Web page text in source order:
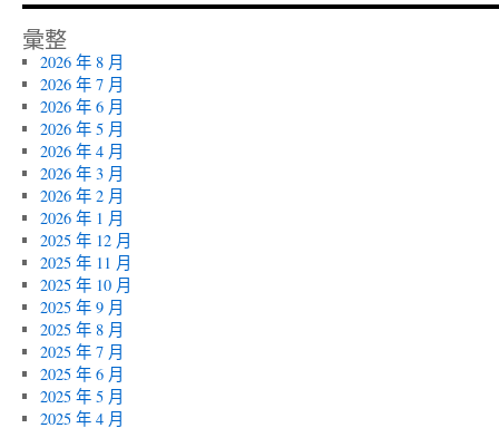
彙整
2026 年 8 月
2026 年 7 月
2026 年 6 月
2026 年 5 月
2026 年 4 月
2026 年 3 月
2026 年 2 月
2026 年 1 月
2025 年 12 月
2025 年 11 月
2025 年 10 月
2025 年 9 月
2025 年 8 月
2025 年 7 月
2025 年 6 月
2025 年 5 月
2025 年 4 月